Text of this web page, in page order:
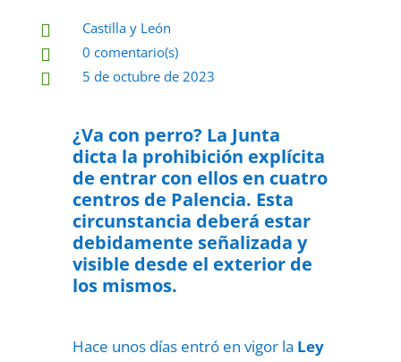
 Castilla y León
 0 comentario(s)
 5 de octubre de 2023
¿Va con perro? La Junta
dicta la prohibición explícita
de entrar con ellos en cuatro
centros de Palencia. Esta
circunstancia deberá estar
debidamente señalizada y
visible desde el exterior de
los mismos.
Hace unos días entró en vigor la Ley